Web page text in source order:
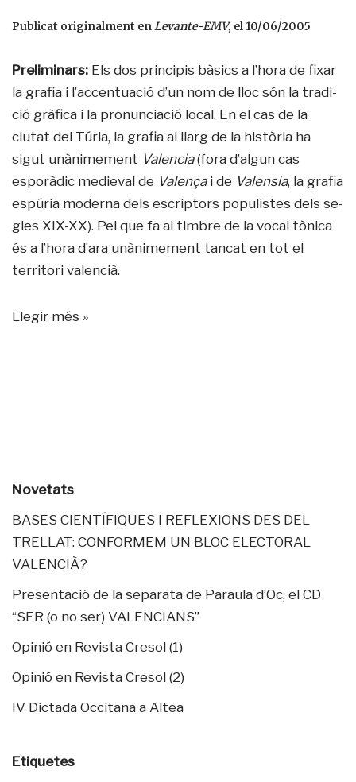
Publicat originalment enLevante-EMV, el 10/06/2005
Preliminars: Els dos principis bàsics a l’hora de fixar
la grafia i l’accen­tuació d’un nom de lloc són la tradi­
ció gràfica i la pronunciació local. En el cas de la
ciutat del Túria, la grafia al llarg de la història ha
sigut unànimement Valencia(fora d’algun cas
esporàdic medieval de Va­lença i de Valensia, la grafia
espúria moderna dels escriptors populistes dels se­
gles XIX-XX). Pel que fa al timbre de la vo­cal tònica
és a l’hora d’ara unànimement tancat en tot el
territori valencià.
Llegir més »
Novetats
BASES CIENTÍFIQUES I REFLEXIONS DES DEL
TRELLAT: CONFORMEM UN BLOC ELECTORAL
VALENCIÀ?
Presentació de la separata de Paraula d’Oc, el CD
“SER (o no ser) VALENCIANS”
Opinió en Revista Cresol (1)
Opinió en Revista Cresol (2)
IV Dictada Occitana a Altea
Etiquetes